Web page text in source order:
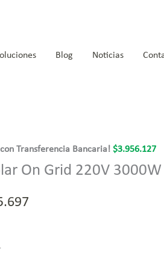
Blog Noticias
Transferencia Bancaria!$3.956.127
On Grid 220V